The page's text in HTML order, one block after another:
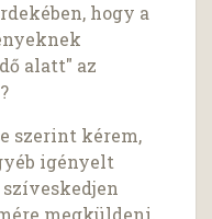
hogy a
alatt" az
szerint kérem,
igényelt
megküldeni.